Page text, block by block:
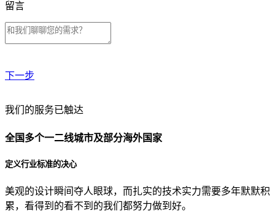
留言
下一步
贵公司预算范围是？
贵公司的团队规模是？
目前主要的营销渠道是？
我们的服务已触达
全国多个一二线城市及部分海外国家
定义行业标准的决心
美观的设计瞬间夺人眼球，而扎实的技术实力需要多年默默积
累，看得到的看不到的我们都努力做到好。